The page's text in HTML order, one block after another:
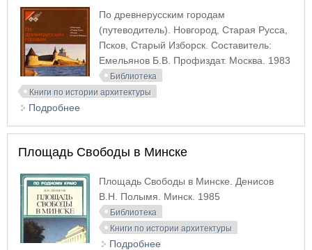
По древнерусским городам
(путеводитель). Новгород, Старая Русса,
Псков, Старый Изборск. Составитель:
Емельянов Б.В. Профиздат. Москва. 1983
Библиотека
Книги по истории архитектуры
Подробнее
Площадь Свободы в Минске
Площадь Свободы в Минске. Денисов
В.Н. Полымя. Минск. 1985
Библиотека
Книги по истории архитектуры
Подробнее